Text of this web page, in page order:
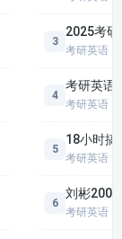
3
2025考
考研英语
4
考研英语
考研英语
5
18小时搞
考研英语
6
刘彬
考研英语